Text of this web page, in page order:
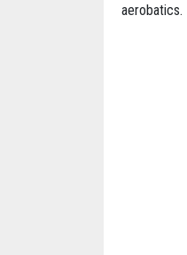
aerobatics.